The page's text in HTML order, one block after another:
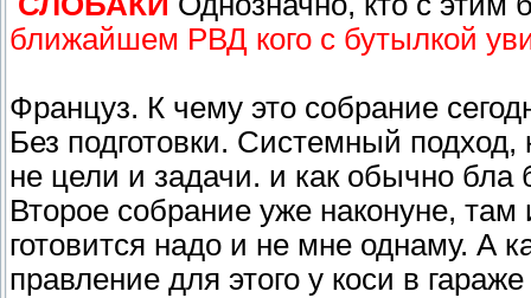
ближайшем РВД кого с бутылкой
Француз. К чему это собрание
Без подготовки. Системный
не цели и задачи. и как обычно бла
Второе собрание уже наконуне,
готовится надо и не мне однаму. А
правление для этого у коси в